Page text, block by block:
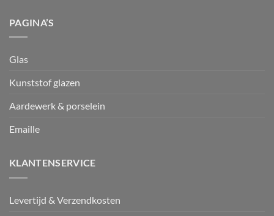
PAGINA’S
Glas
Kunststof glazen
Aardewerk & porselein
Emaille
KLANTENSERVICE
Levertijd & Verzendkosten